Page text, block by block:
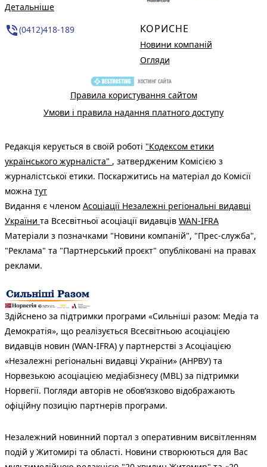
Детальніше
phone_in_talk(0412)418-189 КОРИСНЕ
Новини компаній
Огляди
Правила користування сайтом
Умови і правила надання платного доступу
Редакція керується в своїй роботі "Кодексом етики
українського журналіста" , затвердженим Комісією з
журналістської етики. Поскаржитись на матеріал до Комісії
можна тут
Видання є членом Асоціації Незалежні регіональні видавці
України та Всесвітньої асоціації видавців WAN-IFRA
Матеріали з позначками "Новини компаній", "Прес-служба",
"Реклама" та "Партнерський проєкт" опубліковані на правах
реклами.
Здійснено за підтримки програми «Сильніші разом: Медіа та
Демократія», що реалізується Всесвітньою асоціацією
видавців новин (WAN-IFRA) у партнерстві з Асоціацією
«Незалежні регіональні видавці України» (АНРВУ) та
Норвезькою асоціацією медіабізнесу (MBL) за підтримки
Норвегії. Погляди авторів не обов’язково відображають
офіційну позицію партнерів програми.
Незалежний новинний портал з оперативним висвітленням
подій у Житомирі та області. Новини створюються для Вас